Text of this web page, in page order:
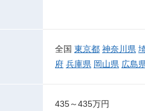
全国 東京都 神奈川県
府 兵庫県 岡山県 広島
435～435万円